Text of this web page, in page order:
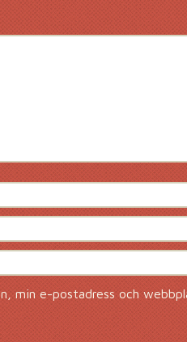
min e-postadress och